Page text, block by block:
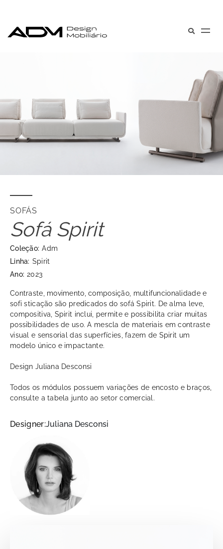
SOFÁS
Sofá Spirit
Coleção: Adm
Linha: Spirit
Ano: 2023
Contraste, movimento, composição, multifuncionalidade e
sofi sticação são predicados do sofá Spirit. De alma leve,
compositiva, Spirit inclui, permite e possibilita criar muitas
possibilidades de uso. A mescla de materiais em contraste
visual e sensorial das superfícies, fazem de Spirit um
modelo único e impactante.
Design Juliana Desconsi
Todos os módulos possuem variações de encosto e braços,
consulte a tabela junto ao setor comercial.
Designer:Juliana Desconsi